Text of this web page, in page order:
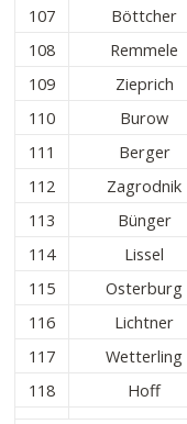
107
Böttcher
108
Remmele
109
Zieprich
110
Burow
111
Berger
112
Zagrodnik
113
Bünger
114
Lissel
115
Osterburg
116
Lichtner
117
Wetterling
118
Hoff